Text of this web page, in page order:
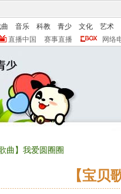
音乐 科教 青少 文化
艺术
直播中国 赛事直播 网络
曲】我爱圆圈圈
【宝贝